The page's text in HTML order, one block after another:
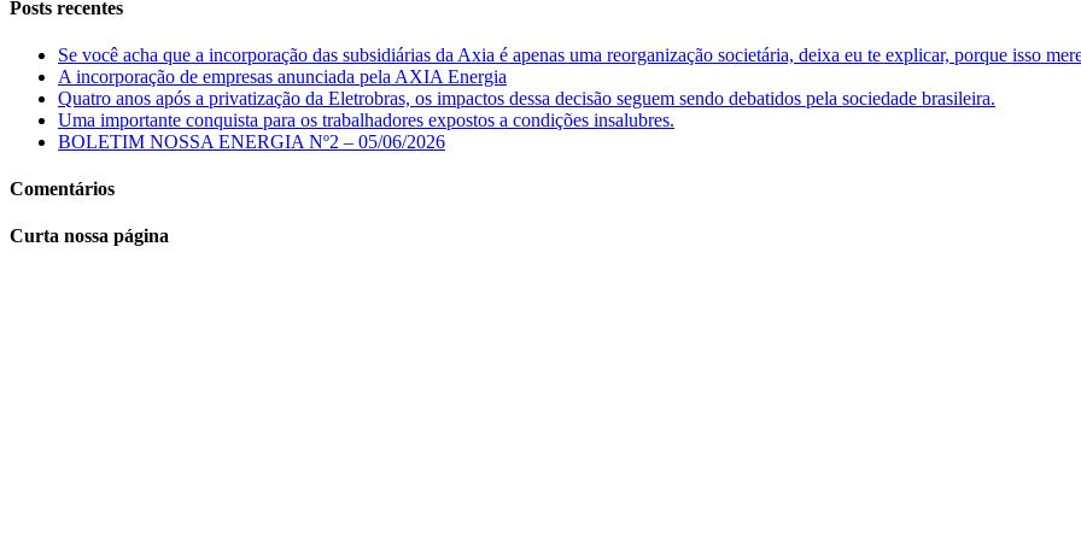
Posts recentes
Se você acha que a incorporação das subsidiárias da Axia é apenas uma reorganização societária, deixa eu te explicar, porque isso
A incorporação de empresas anunciada pela AXIA Energia
Quatro anos após a privatização da Eletrobras, os impactos dessa decisão seguem sendo debatidos pela sociedade brasileira.
Uma importante conquista para os trabalhadores expostos a condições insalubres.
BOLETIM NOSSA ENERGIA Nº2 – 05/06/2026
Comentários
Curta nossa página